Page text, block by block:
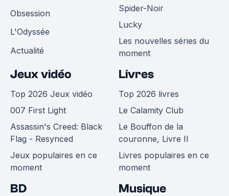
Obsession
L'Odyssée
Actualité
Spider-Noir
Lucky
Les nouvelles séries du
moment
Jeux vidéo
Top 2026 Jeux vidéo
007 First Light
Assassin's Creed: Black
Flag - Resynced
Jeux populaires en ce
moment
Livres
Top 2026 livres
Le Calamity Club
Le Bouffon de la
couronne, Livre II
Livres populaires en ce
moment
BD Musique